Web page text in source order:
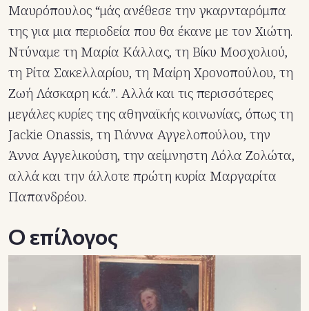
Μαυρόπουλος “μάς ανέθεσε την γκαρνταρόμπα
της για μια περιοδεία που θα έκανε με τον Χιώτη.
Ντύναμε τη Μαρία Κάλλας, τη Βίκυ Μοσχολιού,
τη Ρίτα Σακελλαρίου, τη Μαίρη Χρονοπούλου, τη
Ζωή Λάσκαρη κ.ά.”. Αλλά και τις περισσότερες
μεγάλες κυρίες της αθηναϊκής κοινωνίας, όπως τη
Jackie Onassis, τη Γιάννα Αγγελοπούλου, την
Άννα Αγγελικούση, την αείμνηστη Λόλα Ζολώτα,
αλλά και την άλλοτε πρώτη κυρία Μαργαρίτα
Παπανδρέου.
Ο επίλογος